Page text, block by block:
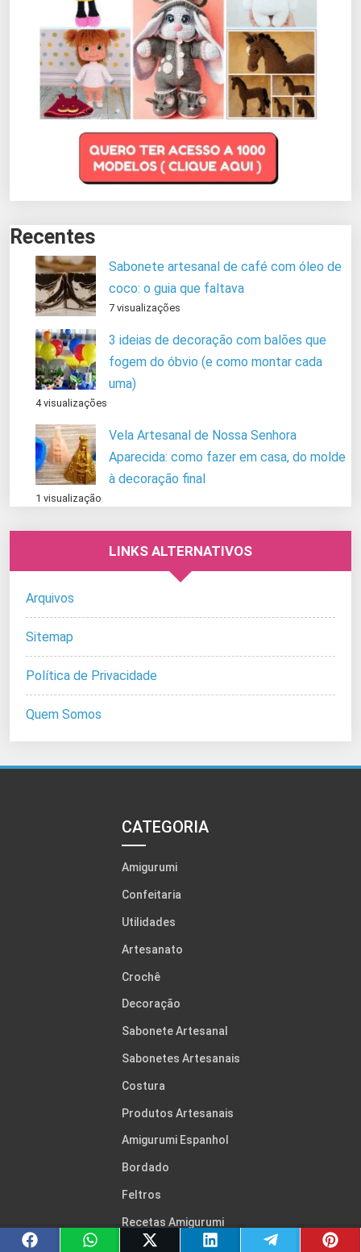
Recentes
Sabonete artesanal de café com óleo de
coco: o guia que faltava
7 visualizações
3 ideias de decoração com balões que
fogem do óbvio (e como montar cada
uma)
4 visualizações
Vela Artesanal de Nossa Senhora
Aparecida: como fazer em casa, do molde
à decoração final
1 visualização
LINKS ALTERNATIVOS
Arquivos
Sitemap
Política de Privacidade
Quem Somos
CATEGORIA
Amigurumi
Confeitaria
Utilidades
Artesanato
Crochê
Decoração
Sabonete Artesanal
Sabonetes Artesanais
Costura
Produtos Artesanais
Amigurumi Espanhol
Bordado
Feltros
Recetas Amigurumi
Tricô